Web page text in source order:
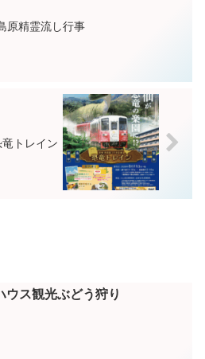
原精霊流し行事
竜トレイン
ウス観光ぶどう狩り